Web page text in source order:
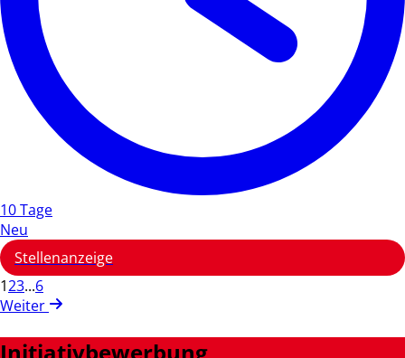
10 Tage
Neu
Stellenanzeige
123...6
Weiter
Initiativbewerbung